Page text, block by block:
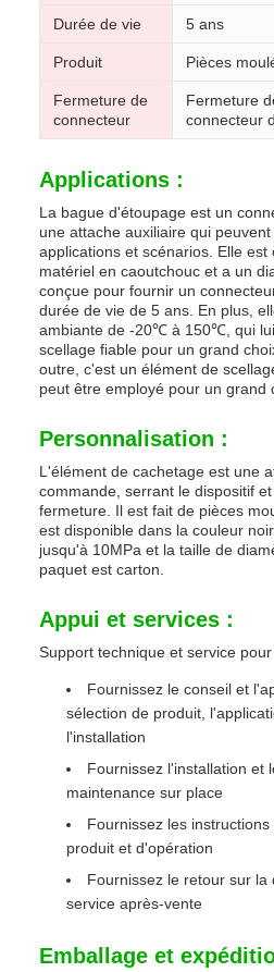
Durée de vie 5 ans
Produit Pièces
Fermeture de
connecteur
Fermeture
connecteur
Applications :
La bague d'étoupage est un
une attache auxiliaire qui
applications et scénarios. Elle est
matériel en caoutchouc et a un
conçue pour fournir un
durée de vie de 5 ans. En plus,
ambiante de -20℃ à 150℃, qui
scellage fiable pour un grand
outre, c'est un élément de
peut être employé pour un grand
Personnalisation :
L'élément de cachetage est une
commande, serrant le dispositif
fermeture. Il est fait de pièces
est disponible dans la couleur
jusqu'à 10MPa et la taille de
paquet est carton.
Appui et services :
Support technique et service
Fournissez le conseil et
sélection de produit,
l'installation
Fournissez l'installation et
maintenance sur place
Fournissez les
produit et d'opération
Fournissez le retour sur
service après-vente
Emballage et